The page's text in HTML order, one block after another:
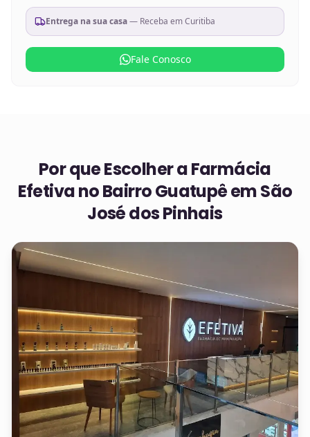
Entrega na sua casa— Receba emCuritiba
Fale Conosco
Por que Escolher a Farmácia
Efetiva noBairro Guatupê em São
José dos Pinhais